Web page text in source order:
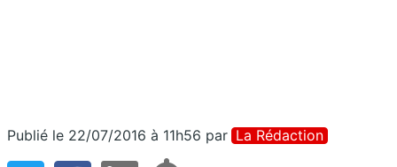
Publié le 22/07/2016 à 11h56 par La Rédaction